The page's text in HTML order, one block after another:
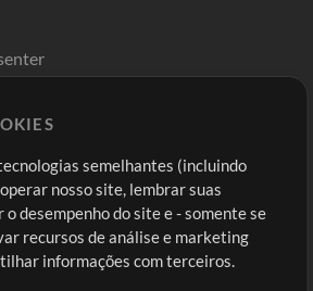
Entre
Cadastre-se
Ir ao carrinho
semelhantes (incluindo
nosso site, lembrar suas
desempenho do site e - somente se
recursos de análise e marketing
informações com terceiros.